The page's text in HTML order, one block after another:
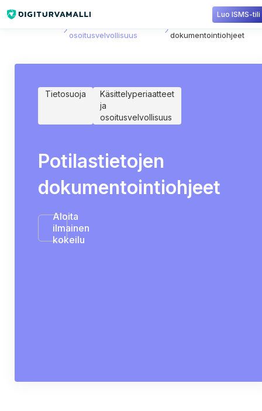
Luo ISMS-tili
osoitusvelvollisuus
Potilastietojen
dokumentointiohjeet
Tietosuoja
Käsittelyperiaatteet
ja
osoitusvelvollisuus
Potilastietojen
dokumentointiohjeet
Aloita
ilmainen
kokeilu